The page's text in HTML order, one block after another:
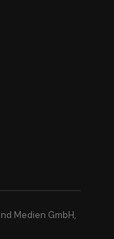
Medien GmbH,